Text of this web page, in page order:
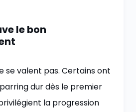
le bon
se valent pas. Certains ont
dur dès le premier
la progression